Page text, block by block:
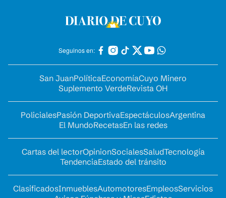
Seguinos en:
San JuanPolíticaEconomíaCuyo Minero
Suplemento VerdeRevista OH
PolicialesPasión DeportivaEspectáculosArgentina
El MundoRecetasEn las redes
Cartas del lectorOpinionSocialesSaludTecnología
TendenciaEstado del tránsito
ClasificadosInmueblesAutomotoresEmpleosServicios